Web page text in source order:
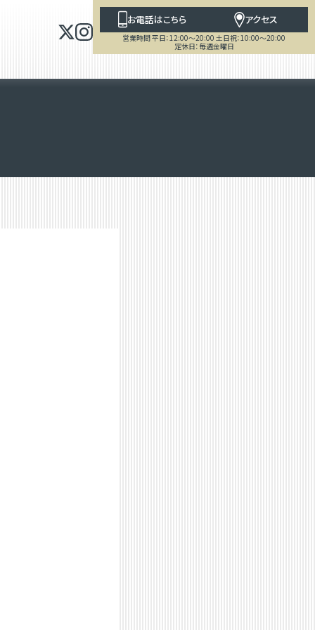
お電話はこちら アクセス
営業時間 平日：12:00～20:00 土日祝：10:00～20:00
定休日：毎週金曜日